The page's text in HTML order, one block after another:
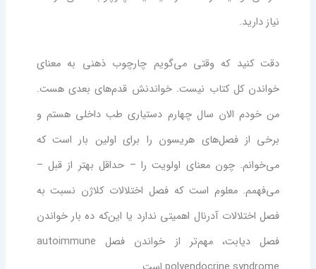
نیاز دارید.
دقت کنید که وقتی می‌گویم چارچوب ذهنی به معنای
خواندن کل کتاب نیست. خواندنش قدم‌های بعدی هست.
من خودم الان سال چهارم دستیاری طب داخلی هستم و
برخی از فصل‌های هریسون را برای اولین بار است که
می‌خوانم. چون معنای اولویت را – حداقل بهتر از قبل –
می‌فهمم. معلوم است که فصل اختلالات کلاژن نسبت به
فصل اختلالات آدرنال اهمیتی ندارد یا این‌که ده بار خواندن
فصل دیابت، مهم‌تر از خواندن فصل autoimmune